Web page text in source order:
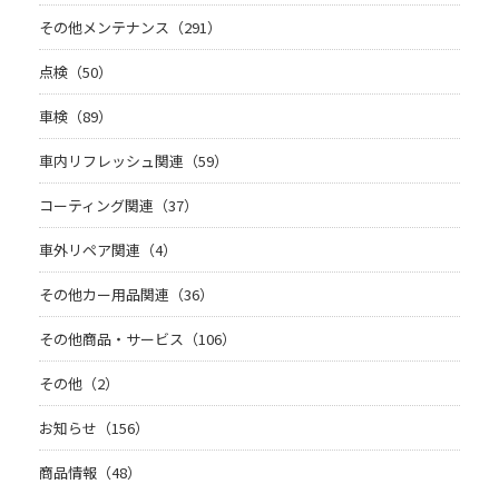
その他メンテナンス（291）
点検（50）
車検（89）
車内リフレッシュ関連（59）
コーティング関連（37）
車外リペア関連（4）
その他カー用品関連（36）
その他商品・サービス（106）
その他（2）
お知らせ（156）
商品情報（48）